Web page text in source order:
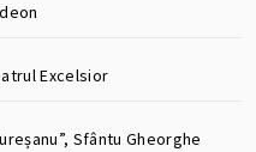
Excelsior
Sfântu Gheorghe